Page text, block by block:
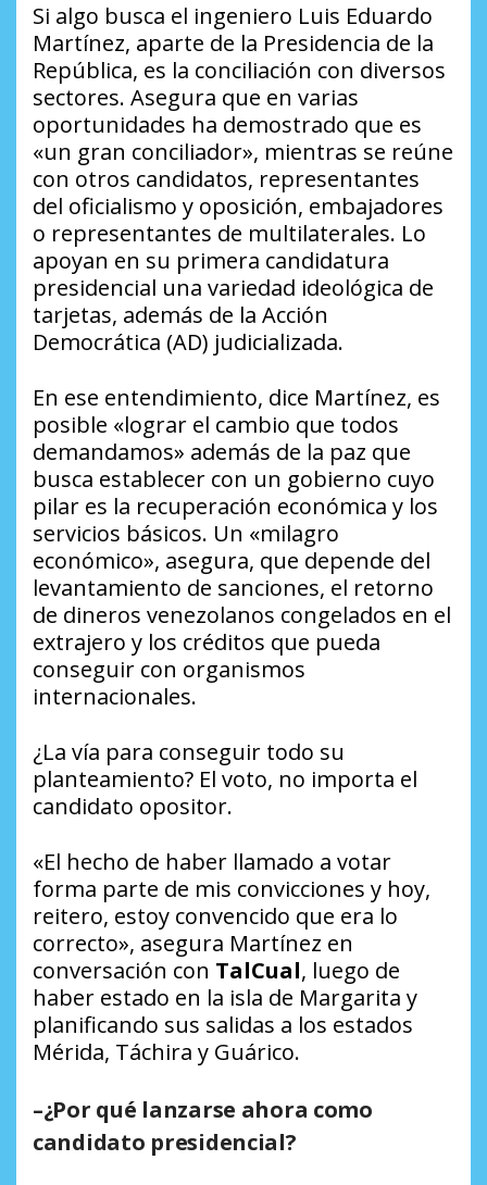
Si algo busca el ingeniero Luis Eduardo
Martínez, aparte de la Presidencia de la
República, es la conciliación con diversos
sectores. Asegura que en varias
oportunidades ha demostrado que es
«un gran conciliador», mientras se reúne
con otros candidatos, representantes
del oficialismo y oposición, embajadores
o representantes de multilaterales. Lo
apoyan en su primera candidatura
presidencial una variedad ideológica de
tarjetas, además de la Acción
Democrática (AD) judicializada.
En ese entendimiento, dice Martínez, es
posible «lograr el cambio que todos
demandamos» además de la paz que
busca establecer con un gobierno cuyo
pilar es la recuperación económica y los
servicios básicos. Un «milagro
económico», asegura, que depende del
levantamiento de sanciones, el retorno
de dineros venezolanos congelados en el
extrajero y los créditos que pueda
conseguir con organismos
internacionales.
¿La vía para conseguir todo su
planteamiento? El voto, no importa el
candidato opositor.
«El hecho de haber llamado a votar
forma parte de mis convicciones y hoy,
reitero, estoy convencido que era lo
correcto», asegura Martínez en
conversación con TalCual, luego de
haber estado en la isla de Margarita y
planificando sus salidas a los estados
Mérida, Táchira y Guárico.
–¿Por qué lanzarse ahora como
candidato presidencial?